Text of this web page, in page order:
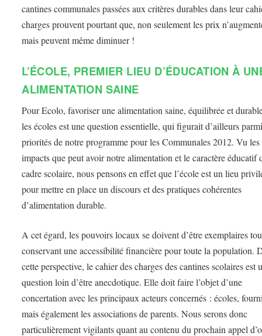
cantines communales passées aux critères durables dans leur
charges prouvent pourtant que, non seulement les prix
mais peuvent même diminuer !
L’ÉCOLE, PREMIER LIEU D’ÉDUCATION À
ALIMENTATION SAINE
Pour Ecolo, favoriser une alimentation saine, équilibrée et
les écoles est une question essentielle, qui figurait d’ailleurs
priorités de notre programme pour les Communales 2012. Vu les
impacts que peut avoir notre alimentation et le caractère éducatif
cadre scolaire, nous pensons en effet que l’école est un lieu
pour mettre en place un discours et des pratiques cohérentes
d’alimentation durable.
A cet égard, les pouvoirs locaux se doivent d’être exemplaires
conservant une accessibilité financière pour toute la population.
cette perspective, le cahier des charges des cantines scolaires est
question loin d’être anecdotique. Elle doit faire l’objet d’une
concertation avec les principaux acteurs concernés : écoles,
mais également les associations de parents. Nous serons donc
particulièrement vigilants quant au contenu du prochain appel